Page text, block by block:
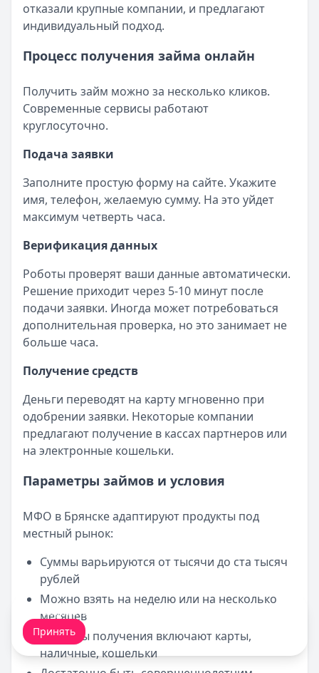
отказали крупные компании, и предлагают
индивидуальный подход.
Процесс получения займа онлайн
Получить займ можно за несколько кликов.
Современные сервисы работают
круглосуточно.
Подача заявки
Заполните простую форму на сайте. Укажите
имя, телефон, желаемую сумму. На это уйдет
максимум четверть часа.
Верификация данных
Роботы проверят ваши данные автоматически.
Решение приходит через 5-10 минут после
подачи заявки. Иногда может потребоваться
дополнительная проверка, но это занимает не
больше часа.
Получение средств
Деньги переводят на карту мгновенно при
одобрении заявки. Некоторые компании
предлагают получение в кассах партнеров или
на электронные кошельки.
Параметры займов и условия
МФО в Брянске адаптируют продукты под
местный рынок:
Суммы варьируются от тысячи до ста тысяч
рублей
Можно взять на неделю или на несколько
месяцев
Способы получения включают карты,
наличные, кошельки
Мы обрабатываем ваши
Принять